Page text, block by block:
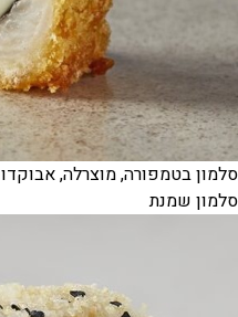
סלמון בטמפורה, מוצרלה, אבוקדו
סלמון שמנת